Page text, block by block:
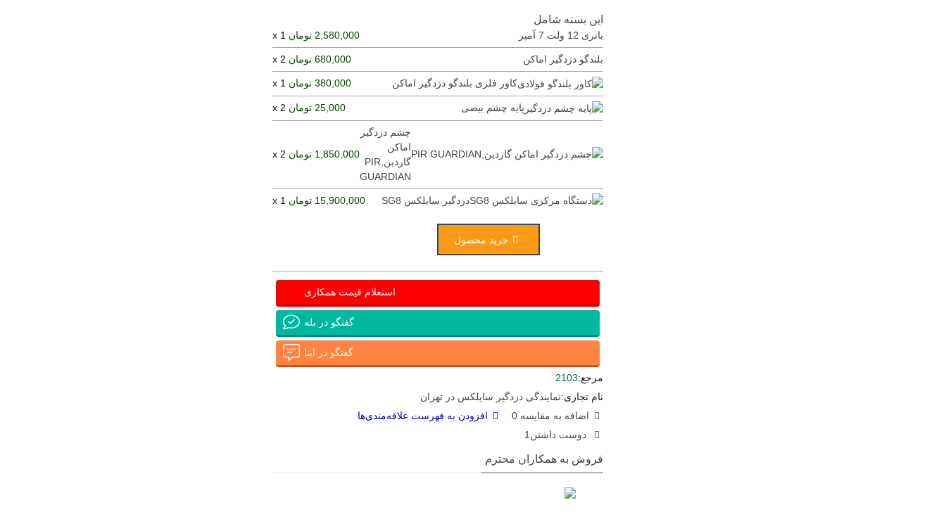
این بسته شامل
باتری 12 ولت 7 آمپر 2,580,000 تومان x 1
بلندگو دزدگیر اماکن 680,000 تومان x 2
کاور فلزی بلندگو دزدگیر اماکن 380,000 تومان x 1
پایه چشم بیضی 25,000 تومان x 2
چشم دزدگیر
اماکن
گاردین,PIR
GUARDIAN
1,850,000 تومان x 2
دزدگیر سایلکس SG8 15,900,000 تومان x 1
خرید محصول
استعلام قیمت همکاری
گفتگو در بله
گفتگو در ایتا
مرجع:2103
نام تجاری:نمایندگی دزدگیر سایلکس در تهران
اضافه به مقایسه 0
افزودن به فهرست علاقه‌مندی‌ها
دوست داشتن 1
فروش به همکاران محترم